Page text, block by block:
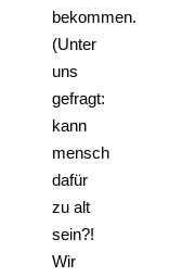
bekommen.
(Unter
uns
gefragt:
kann
mensch
dafür
zu alt
sein?!
Wir